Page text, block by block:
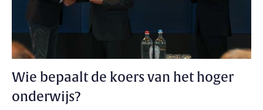
Wie bepaalt de koers van het hoger
onderwijs?